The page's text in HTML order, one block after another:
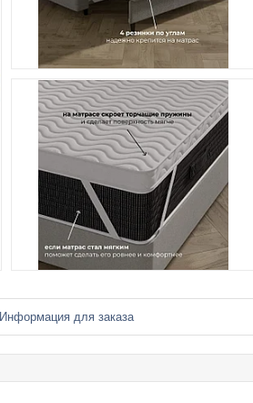
Информация для заказа